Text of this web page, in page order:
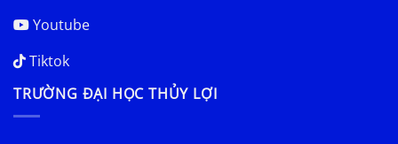
Youtube
Tiktok
TRƯỜNG ĐẠI HỌC THỦY LỢI